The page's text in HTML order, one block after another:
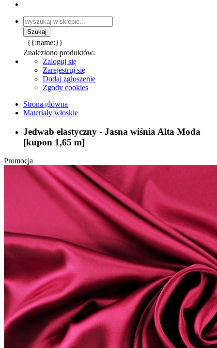
{{:name:}}
Znaleziono produktów:
Zaloguj się
Zarejestruj się
Dodaj zgłoszenie
Zgody cookies
Strona główna
Materiały włoskie
Jedwab elastyczny - Jasna wiśnia Alta Moda
[kupon 1,65 m]
Promocja